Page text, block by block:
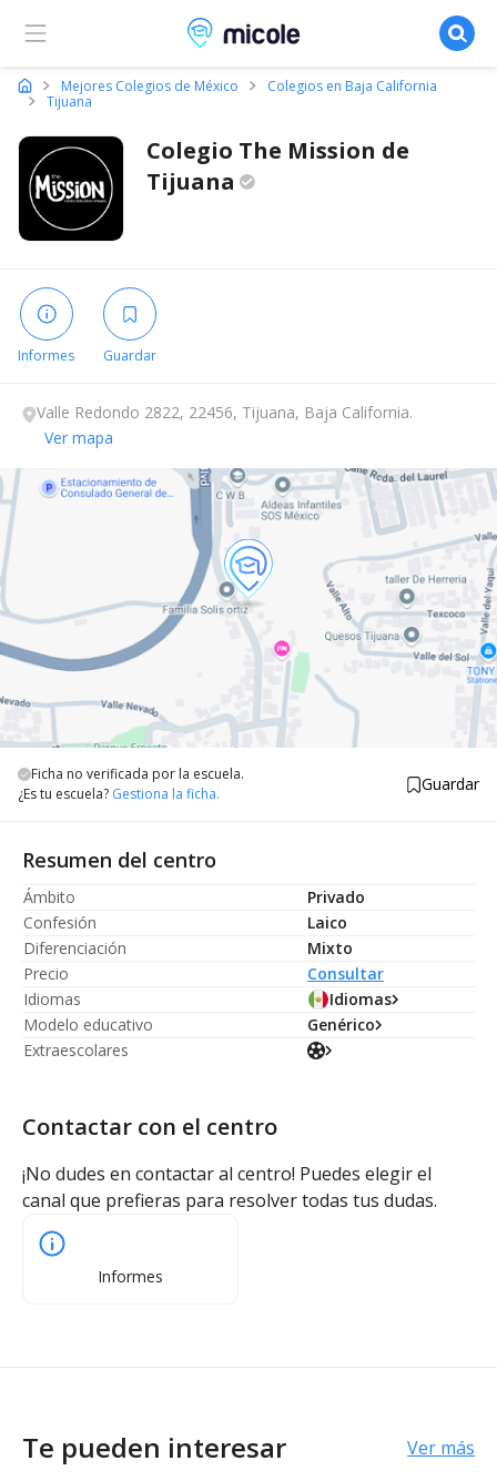
Micole, buscador de colegios
Mejores Colegios de México
Colegios en Baja California
Tijuana
Colegio The Mission de
Tijuana
Informes Guardar
Valle Redondo 2822, 22456, Tijuana, Baja California.
Ver mapa
Ficha no verificada por la escuela.
¿Es tu escuela? Gestiona la ficha. Guardar
Resumen del centro
Ámbito
Privado
Confesión
Laico
Diferenciación
Mixto
Precio
Consultar
Idiomas
Idiomas
Modelo educativo
Genérico
Extraescolares
Contactar con el centro
¡No dudes en contactar al centro! Puedes elegir el
canal que prefieras para resolver todas tus dudas.
Informes
Te pueden interesar Ver más